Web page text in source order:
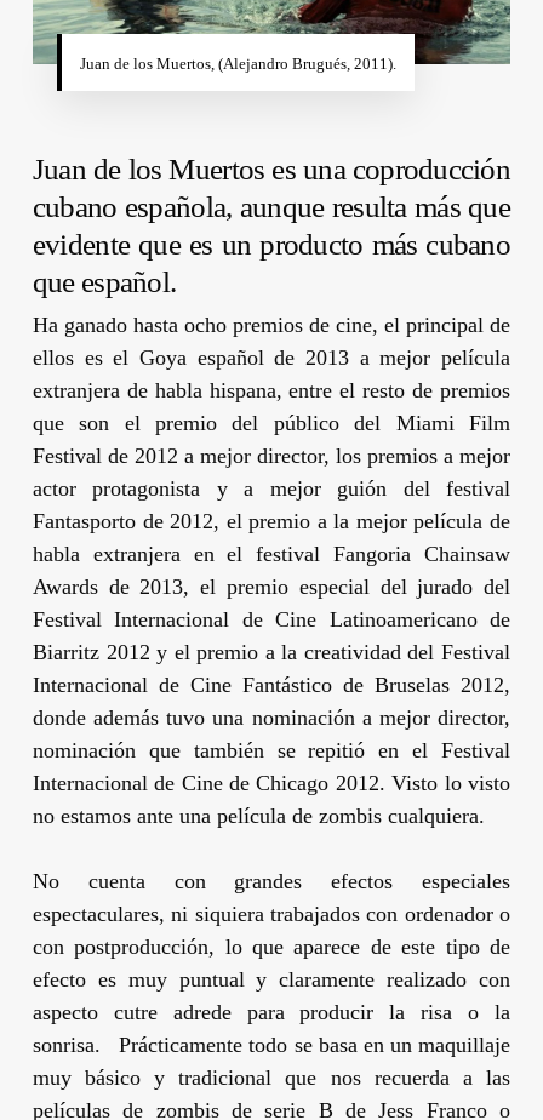
Juan de los Muertos, (Alejandro Brugués, 2011).
Juan de los Muertos es una coproducción
cubano española, aunque resulta más que
evidente que es un producto más cubano
que español.
Ha ganado hasta ocho premios de cine, el principal de
ellos es el Goya español de 2013 a mejor película
extranjera de habla hispana, entre el resto de premios
que son el premio del público del Miami Film
Festival de 2012 a mejor director, los premios a mejor
actor protagonista y a mejor guión del festival
Fantasporto de 2012, el premio a la mejor película de
habla extranjera en el festival Fangoria Chainsaw
Awards de 2013, el premio especial del jurado del
Festival Internacional de Cine Latinoamericano de
Biarritz 2012 y el premio a la creatividad del Festival
Internacional de Cine Fantástico de Bruselas 2012,
donde además tuvo una nominación a mejor director,
nominación que también se repitió en el Festival
Internacional de Cine de Chicago 2012. Visto lo visto
no estamos ante una película de zombis cualquiera.
No cuenta con grandes efectos especiales
espectaculares, ni siquiera trabajados con ordenador o
con postproducción, lo que aparece de este tipo de
efecto es muy puntual y claramente realizado con
aspecto cutre adrede para producir la risa o la
sonrisa. Prácticamente todo se basa en un maquillaje
muy básico y tradicional que nos recuerda a las
películas de zombis de serie B deJess Francoo